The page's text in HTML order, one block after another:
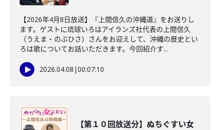
【2026年4月8日放送】『上間信久の沖縄道』をお送りし
ます。ゲストに琉球いろはアイランズ社代表の上間信久
（うえま・のぶひさ）さんをお迎えして、沖縄の歴史とい
ろは歌についてお話いただきます。今回紹介す...
2026.04.08 |00:07:10
【第１０回放送分】ぬちぐすい女